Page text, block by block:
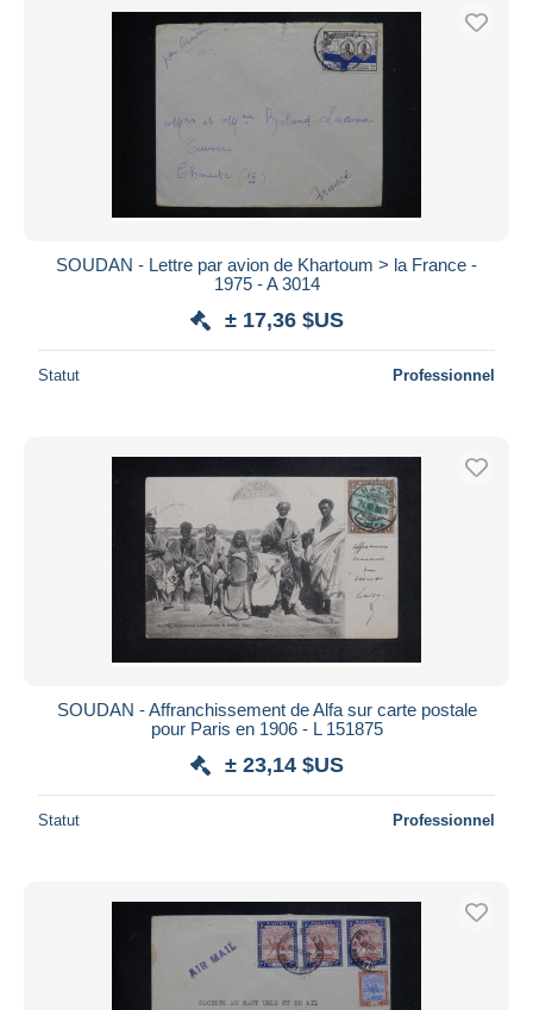
SOUDAN - Lettre par avion de Khartoum > la France -
1975 - A 3014
± 17,36 $US
Statut Professionnel
SOUDAN - Affranchissement de Alfa sur carte postale
pour Paris en 1906 - L 151875
± 23,14 $US
Statut Professionnel